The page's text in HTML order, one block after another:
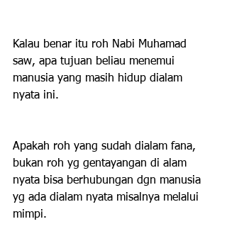
Kalau benar itu roh Nabi Muhamad
saw, apa tujuan beliau menemui
manusia yang masih hidup dialam
nyata ini.
Apakah roh yang sudah dialam fana,
bukan roh yg gentayangan di alam
nyata bisa berhubungan dgn manusia
yg ada dialam nyata misalnya melalui
mimpi.